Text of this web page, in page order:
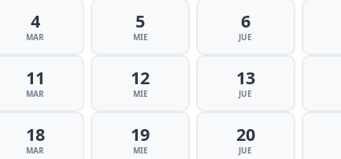
4
MAR
5
MIE
6
JUE
11
MAR
12
MIE
13
JUE
18
MAR
19
MIE
20
JUE